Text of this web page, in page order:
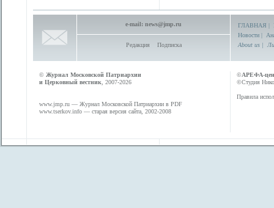
e-mail: news@jmp.ru
Редакция Подписка
ГЛАВНАЯ |
Новости |
About us |
© Журнал Московской Патриархии
и Церковный вестник , 2007-2026
www.jmp.ru — Журнал Московской Патриархии в PDF
www.tserkov.info — старая версия сайта, 2002-2008
©АРЕФА-
©Студия
Правила